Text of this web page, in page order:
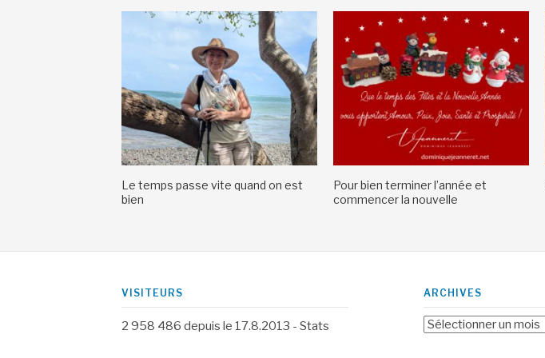
Le temps passe vite quand on est
bien
Pour bien terminer l’année et
commencer la nouvelle
VISITEURS
2 958 486 depuis le 17.8.2013 - Stats
ARCHIVES
Archives